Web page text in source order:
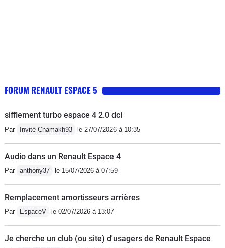
FORUM RENAULT ESPACE 5
sifflement turbo espace 4 2.0 dci
Par Invité Chamakh93 le 27/07/2026 à 10:35
Audio dans un Renault Espace 4
Par anthony37 le 15/07/2026 à 07:59
Remplacement amortisseurs arrières
Par EspaceV le 02/07/2026 à 13:07
Je cherche un club (ou site) d'usagers de Renault Espace